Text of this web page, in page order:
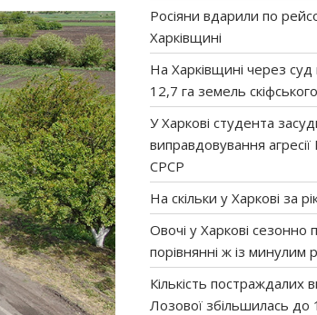
Росіяни вдарили по
Харківщині
На Харківщині через
12,7 га земель
У Харкові студента
виправдовування
СРСР
На скільки у Харкові за
Овочі у Харкові
порівнянні ж із
Кількість постраждалих
Лозової збільшилась до